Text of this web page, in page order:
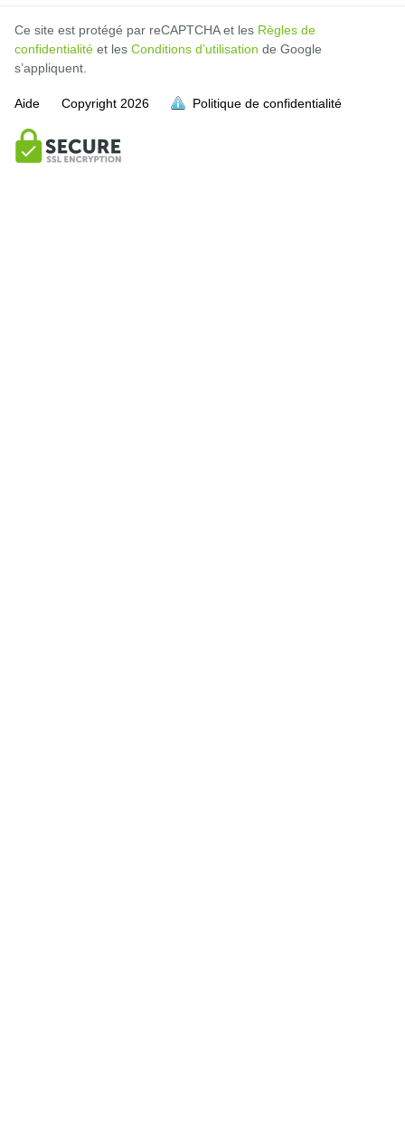
Ce site est protégé par reCAPTCHA et les Règles de
confidentialité et les Conditions d’utilisation de Google
s’appliquent.
Aide Copyright 2026 Politique de confidentialité